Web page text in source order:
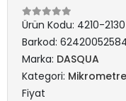
Ürün Kodu: 4210-2130
Barkod:
Marka: DASQUA
Kategori:
Fiyat